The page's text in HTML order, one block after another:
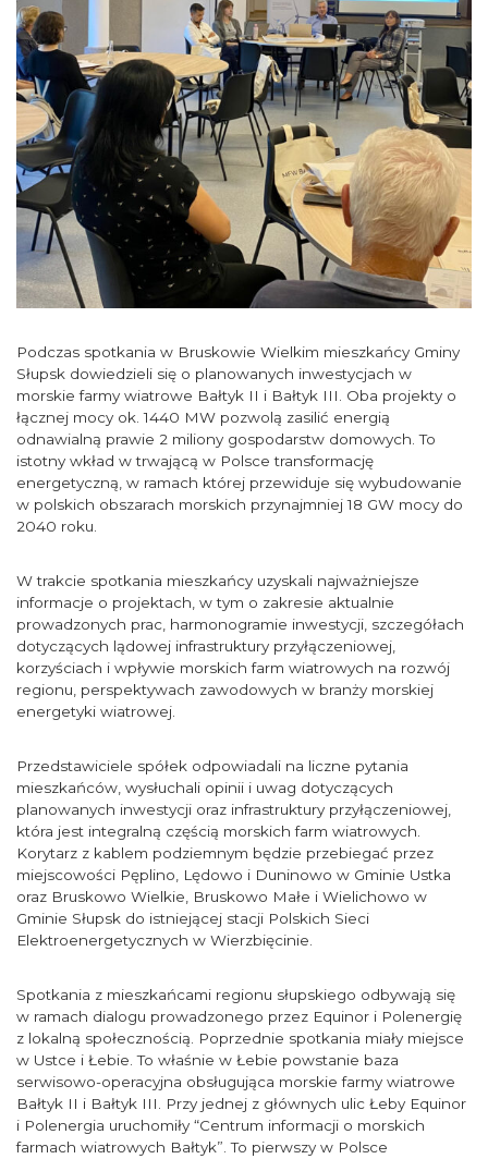
Podczas spotkania w Bruskowie Wielkim mieszkańcy Gminy
Słupsk dowiedzieli się o planowanych inwestycjach w
morskie farmy wiatrowe Bałtyk II i Bałtyk III. Oba projekty o
łącznej mocy ok. 1440 MW pozwolą zasilić energią
odnawialną prawie 2 miliony gospodarstw domowych. To
istotny wkład w trwającą w Polsce transformację
energetyczną, w ramach której przewiduje się wybudowanie
w polskich obszarach morskich przynajmniej 18 GW mocy do
2040 roku.
W trakcie spotkania mieszkańcy uzyskali najważniejsze
informacje o projektach, w tym o zakresie aktualnie
prowadzonych prac, harmonogramie inwestycji, szczegółach
dotyczących lądowej infrastruktury przyłączeniowej,
korzyściach i wpływie morskich farm wiatrowych na rozwój
regionu, perspektywach zawodowych w branży morskiej
energetyki wiatrowej.
Przedstawiciele spółek odpowiadali na liczne pytania
mieszkańców, wysłuchali opinii i uwag dotyczących
planowanych inwestycji oraz infrastruktury przyłączeniowej,
która jest integralną częścią morskich farm wiatrowych.
Korytarz z kablem podziemnym będzie przebiegać przez
miejscowości Pęplino, Lędowo i Duninowo w Gminie Ustka
oraz Bruskowo Wielkie, Bruskowo Małe i Wielichowo w
Gminie Słupsk do istniejącej stacji Polskich Sieci
Elektroenergetycznych w Wierzbięcinie.
Spotkania z mieszkańcami regionu słupskiego odbywają się
w ramach dialogu prowadzonego przez Equinor i Polenergię
z lokalną społecznością. Poprzednie spotkania miały miejsce
w Ustce i Łebie. To właśnie w Łebie powstanie baza
serwisowo-operacyjna obsługująca morskie farmy wiatrowe
Bałtyk II i Bałtyk III. Przy jednej z głównych ulic Łeby Equinor
i Polenergia uruchomiły “Centrum informacji o morskich
farmach wiatrowych Bałtyk”. To pierwszy w Polsce